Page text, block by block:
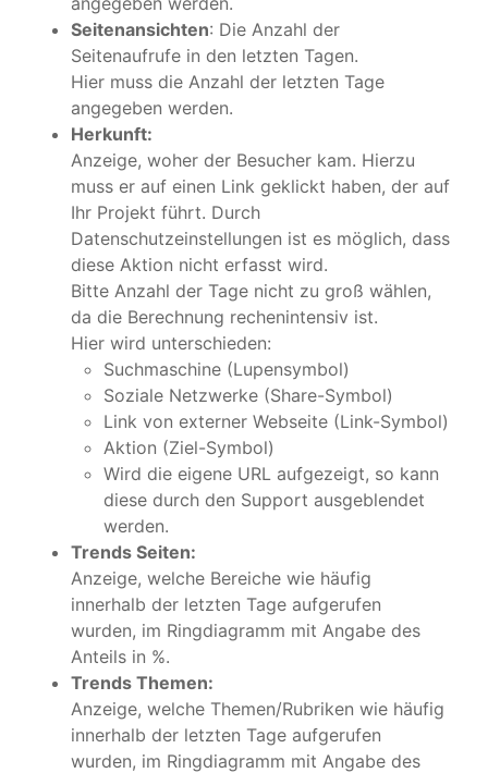
Seitenansichten: Die Anzahl der
Seitenaufrufe in den letzten Tagen.
Hier muss die Anzahl der letzten Tage
angegeben werden.
Herkunft:
Anzeige, woher der Besucher kam. Hierzu
muss er auf einen Link geklickt haben, der auf
Ihr Projekt führt. Durch
Datenschutzeinstellungen ist es möglich, dass
diese Aktion nicht erfasst wird.
Bitte Anzahl der Tage nicht zu groß wählen,
da die Berechnung rechenintensiv ist.
Hier wird unterschieden:
Suchmaschine (Lupensymbol)
Soziale Netzwerke (Share-Symbol)
Link von externer Webseite (Link-Symbol)
Aktion (Ziel-Symbol)
Wird die eigene URL aufgezeigt, so kann
diese durch den Support ausgeblendet
werden.
Trends Seiten:
Anzeige, welche Bereiche wie häufig
innerhalb der letzten Tage aufgerufen
wurden, im Ringdiagramm mit Angabe des
Anteils in %.
Trends Themen:
Anzeige, welche Themen/Rubriken wie häufig
innerhalb der letzten Tage aufgerufen
wurden, im Ringdiagramm mit Angabe des